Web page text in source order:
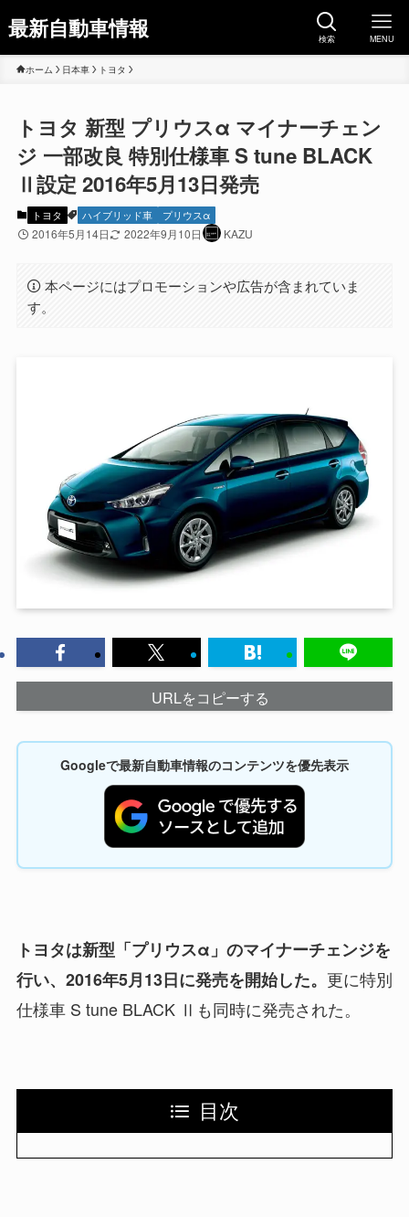
最新自動車情報 検索 MENU
ホーム 日本車 トヨタ
トヨタ 新型 プリウスα マイナーチェン
ジ 一部改良 特別仕様車 S tune BLACK
Ⅱ設定 2016年5月13日発売
トヨタ ハイブリッド車 プリウスα
2016年5月14日 2022年9月10日 KAZU
本ページにはプロモーションや広告が含まれていま
す。
URLをコピーする
Googleで最新自動車情報のコンテンツを優先表示
トヨタは新型「プリウスα」のマイナーチェンジを
行い、2016年5月13日に発売を開始した。 更に特別
仕様車 S tune BLACK Ⅱも同時に発売された。
目次